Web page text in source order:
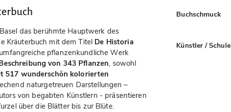
das berühmte Hauptwerk des
Kräuterbuch mit dem Titel De Historia
pflanzenkundliche Werk
von 343 Pflanzen, sowohl
517 wunderschön kolorierten
naturgetreuen Darstellungen –
von begabten Künstlern - präsentieren
über die Blätter bis zur Blüte.
Buchschmuck
Künstler / Schule